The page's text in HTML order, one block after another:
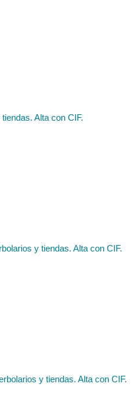
Alta con CIF.
y tiendas. Alta con CIF.
y tiendas. Alta con CIF.